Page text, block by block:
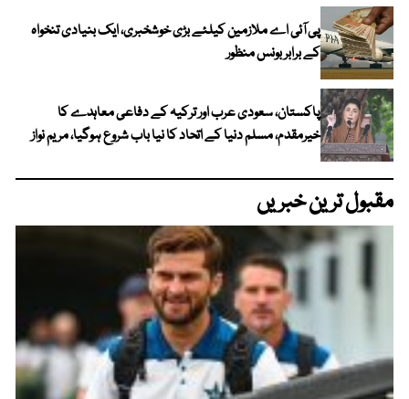
پی آئی اے ملازمین کیلئے بڑی خوشخبری، ایک بنیادی تنخواہ
کے برابر بونس منظور
پاکستان، سعودی عرب اور ترکیہ کے دفاعی معاہدے کا
خیرمقدم، مسلم دنیا کے اتحاد کا نیا باب شروع ہوگیا، مریم نواز
مقبول ترین خبریں